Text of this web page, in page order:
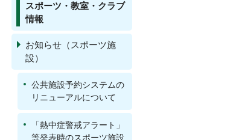
スポーツ・教室・クラブ
情報
お知らせ（スポーツ施
設）
公共施設予約システムの
リニューアルについて
「熱中症警戒アラート」
等発表時のスポーツ施設